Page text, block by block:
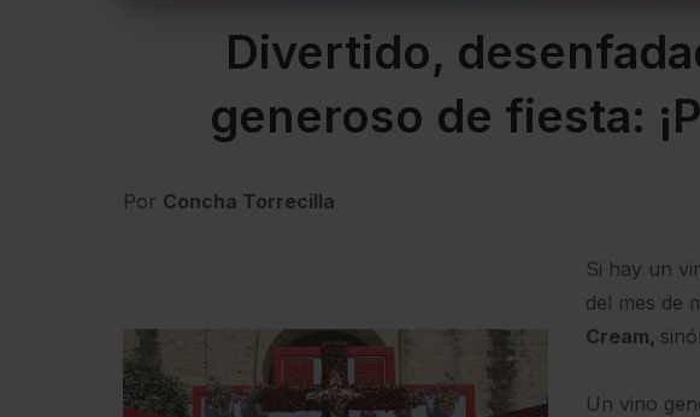
Divertido,
generoso de fiesta:
Por Concha Torrecilla
Si hay un
del mes de
Cream,
Un vino